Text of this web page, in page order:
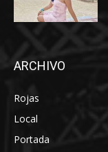
ARCHIVO
Rojas
Local
Portada